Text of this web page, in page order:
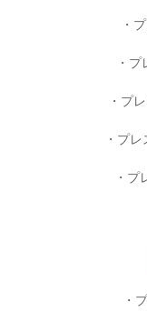
プ
プ
プレ
プ